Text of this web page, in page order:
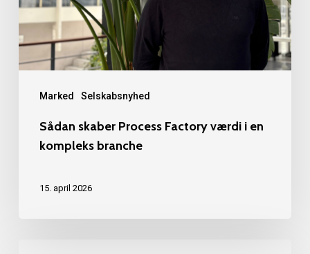
Marked Selskabsnyhed
i
kompleks
branche
Sådan skaber Process Factory værdi i en
kompleks branche
15. april 2026